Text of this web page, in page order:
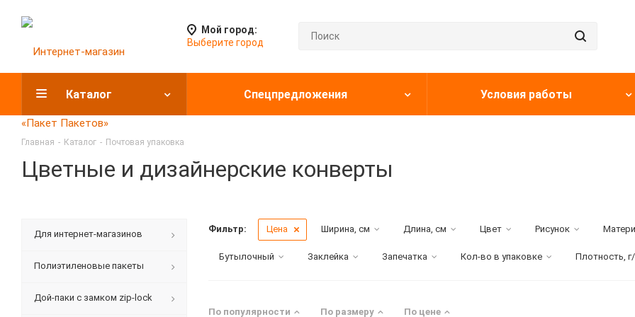
Мой город:
Выберите город
Каталог Спецпредложения Условия работы
Главная - Каталог - Почтовая упаковка
Цветные и дизайнерские конверты
Фильтр: Цена Ширина, см Длина, см Цвет Рисунок
Бутылочный Заклейка Запечатка Кол-во в упаковке Плотность,
По популярности По размеру По цене
Для интернет-магазинов
Полиэтиленовые пакеты
Дой-паки с замком zip-lock